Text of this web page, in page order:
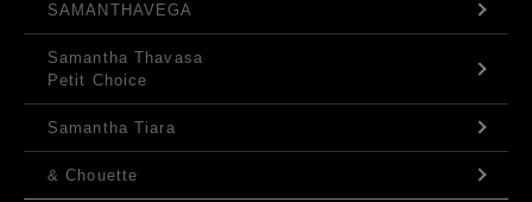
SAMANTHAVEGA
Samantha Thavasa
Petit Choice
Samantha Tiara
& Chouette